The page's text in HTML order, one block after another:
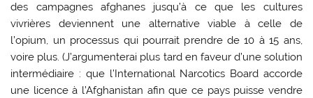
des campagnes afghanes jusqu’à ce que les cultures
vivrières deviennent une alternative viable à celle de
l’opium, un processus qui pourrait prendre de 10 à 15 ans,
voire plus. (J’argumenterai plus tard en faveur d’une solution
intermédiaire : que l’International Narcotics Board accorde
une licence à l’Afghanistan afin que ce pays puisse vendre